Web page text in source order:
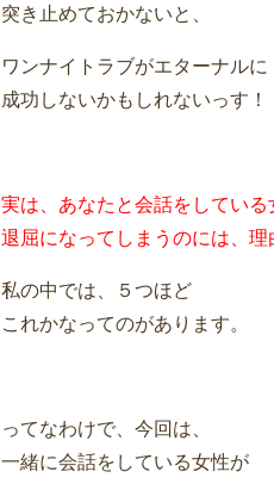
突き止めておかないと、
ワンナイトラブがエターナルに
成功しないかもしれないっす！
実は、あなたと会話をしている
退屈になってしまうのには、理
私の中では、５つほど
これかなってのがあります。
ってなわけで、今回は、
一緒に会話をしている女性が